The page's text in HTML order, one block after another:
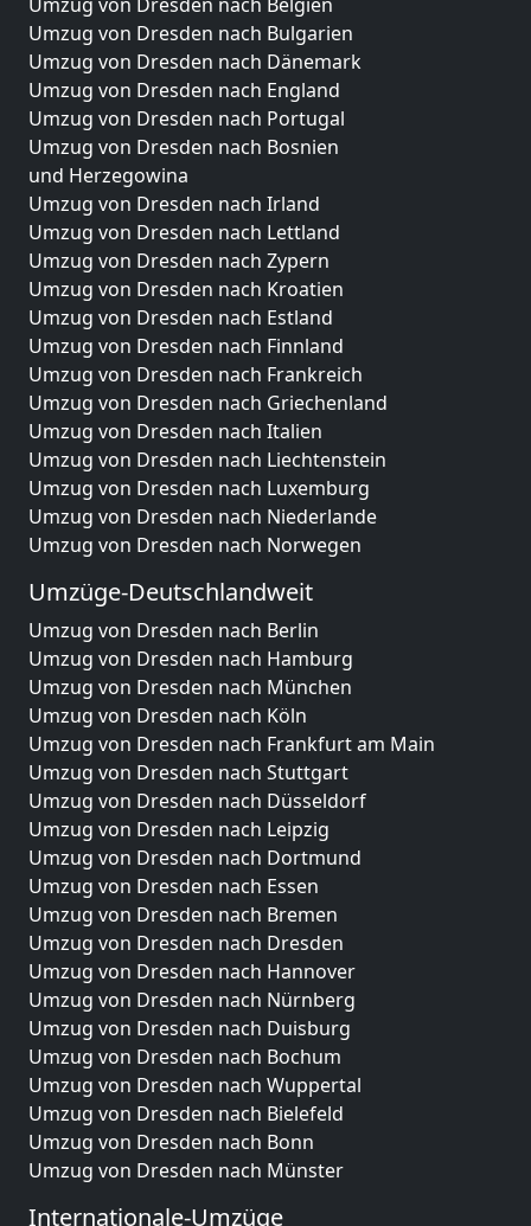
Umzug von Dresden nach Bulgarien
Umzug von Dresden nach Dänemark
Umzug von Dresden nach England
Umzug von Dresden nach Portugal
Umzug von Dresden nach Bosnien
und Herzegowina
Umzug von Dresden nach Irland
Umzug von Dresden nach Lettland
Umzug von Dresden nach Zypern
Umzug von Dresden nach Kroatien
Umzug von Dresden nach Estland
Umzug von Dresden nach Finnland
Umzug von Dresden nach Frankreich
Umzug von Dresden nach Griechenland
Umzug von Dresden nach Italien
Umzug von Dresden nach Liechtenstein
Umzug von Dresden nach Luxemburg
Umzug von Dresden nach Niederlande
Umzug von Dresden nach Norwegen
Umzüge-Deutschlandweit
Umzug von Dresden nach Berlin
Umzug von Dresden nach Hamburg
Umzug von Dresden nach München
Umzug von Dresden nach Köln
Umzug von Dresden nach Frankfurt am Main
Umzug von Dresden nach Stuttgart
Umzug von Dresden nach Düsseldorf
Umzug von Dresden nach Leipzig
Umzug von Dresden nach Dortmund
Umzug von Dresden nach Essen
Umzug von Dresden nach Bremen
Umzug von Dresden nach Dresden
Umzug von Dresden nach Hannover
Umzug von Dresden nach Nürnberg
Umzug von Dresden nach Duisburg
Umzug von Dresden nach Bochum
Umzug von Dresden nach Wuppertal
Umzug von Dresden nach Bielefeld
Umzug von Dresden nach Bonn
Umzug von Dresden nach Münster
Internationale-Umzüge